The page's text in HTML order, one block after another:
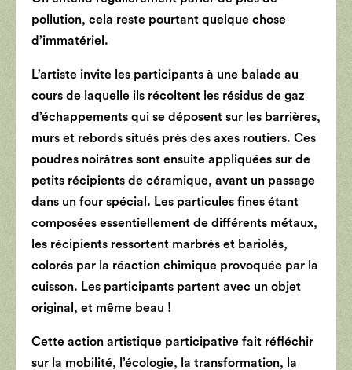
pollution, cela reste pourtant quelque chose
d’immatériel.
L’artiste invite les participants à une balade au
cours de laquelle ils récoltent les résidus de gaz
d’échappements qui se déposent sur les barrières,
murs et rebords situés près des axes routiers. Ces
poudres noirâtres sont ensuite appliquées sur de
petits récipients de céramique, avant un passage
dans un four spécial. Les particules fines étant
composées essentiellement de différents métaux,
les récipients ressortent marbrés et bariolés,
colorés par la réaction chimique provoquée par la
cuisson. Les participants partent avec un objet
original, et même beau !
Cette action artistique participative fait réfléchir
sur la mobilité, l’écologie, la transformation, la